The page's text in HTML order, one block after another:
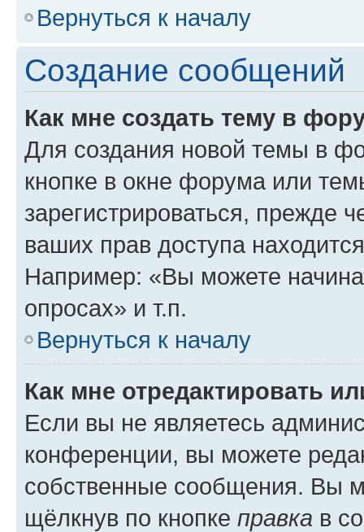
Вернуться к началу
Создание сообщений
Как мне создать тему в
Для создания новой темы в
кнопке в окне форума или
зарегистрироваться, прежде
ваших прав доступа
Например: «Вы можете
опросах» и т.п.
Вернуться к началу
Как мне отредактировать
Если вы не являетесь
конференции, вы можете
собственные сообщения. Вы
щёлкнув по кнопке правка в